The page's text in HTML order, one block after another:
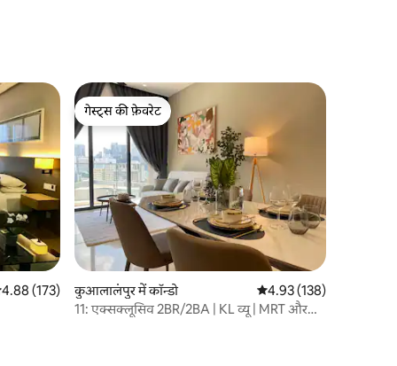
रेटिंग 5 में से 4.88, 173 समीक्षाएँ
4.88 (173)
गेस्ट्स की फ़ेवरेट
गेस्ट्स की फ़ेवरेट
कुआलालंपुर में कॉन्डो औसत रेटिंग 5 में से 4.93,
4.93 (138)
11: एक्सक्लूसिव 2BR/2BA | KL व्यू | MRT और